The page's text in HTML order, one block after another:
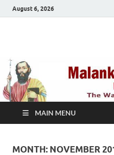
August 6, 2026
TV
MAIN MENU
MONTH: NOVEMBER